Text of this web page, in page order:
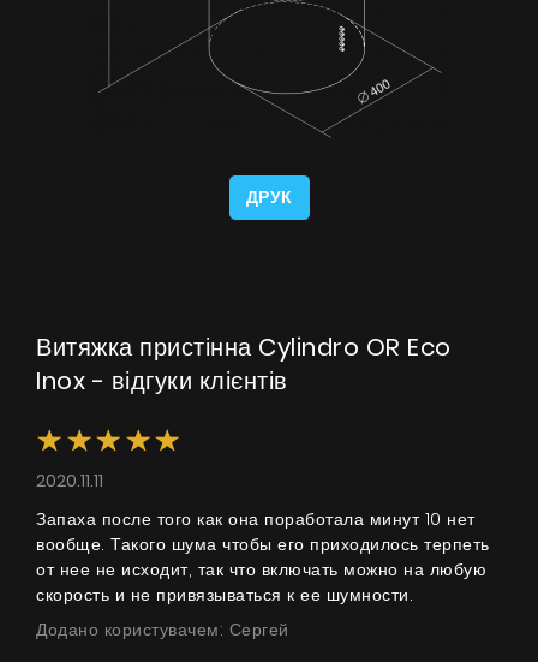
Продукти
ДРУК
Витяжка пристінна Cylindro OR Eco
Inox - відгуки клієнтів
2020.11.11
Запаха после того как она поработала минут 10 нет
вообще. Такого шума чтобы его приходилось терпеть
от нее не исходит, так что включать можно на любую
скорость и не привязываться к ее шумности.
Додано користувачем: Сергей